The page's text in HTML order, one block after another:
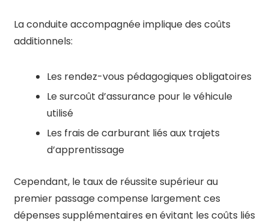
La conduite accompagnée implique des coûts
additionnels:
Les rendez-vous pédagogiques obligatoires
Le surcoût d’assurance pour le véhicule
utilisé
Les frais de carburant liés aux trajets
d’apprentissage
Cependant, le taux de réussite supérieur au
premier passage compense largement ces
dépenses supplémentaires en évitant les coûts liés